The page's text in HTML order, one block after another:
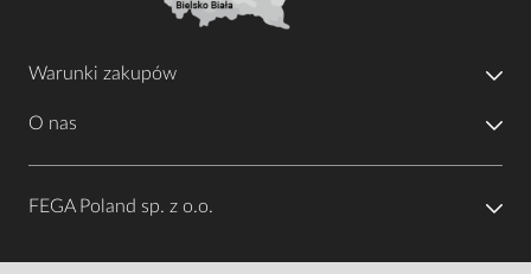
Warunki zakupów
O nas
FEGA Poland sp. z o.o.